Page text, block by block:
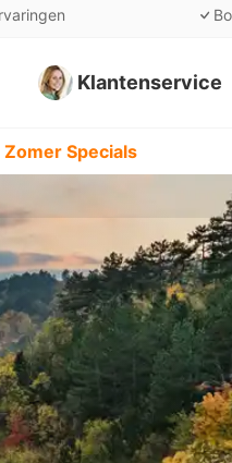
Klantenservice
Specials